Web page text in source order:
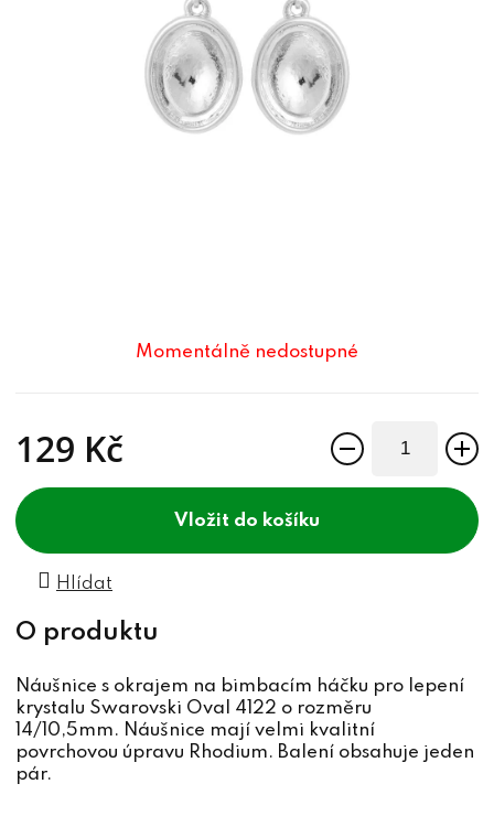
Momentálně nedostupné
129 Kč
do košíku
Hlídat
Náušnice s okrajem na bimbacím háčku pro lepení
krystalu Swarovski Oval 4122 o rozměru
14/10,5mm. Náušnice mají velmi kvalitní
povrchovou úpravu Rhodium. Balení obsahuje jeden
pár.